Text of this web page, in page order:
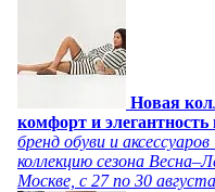
Новая
комфорт и
бренд обуви и
коллекцию сезона
Москве, с 27 по 30